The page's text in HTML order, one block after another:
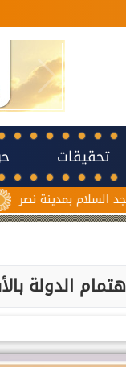
تحقيقات
حقيقة نصر
الدولة